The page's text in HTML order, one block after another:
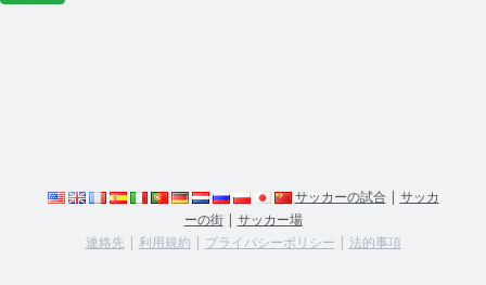
サッカーの試合 | サッカ
ーの街| サッカー場
連絡先| 利用規約 | プライバシーポリシー | 法的事項